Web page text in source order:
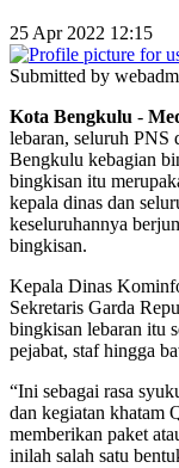
25 Apr 2022 12:15
Submitted by
Kota Bengkulu -
lebaran, seluruh
Bengkulu kebagian
bingkisan itu
kepala dinas dan
keseluruhannya
bingkisan.
Kepala Dinas
Sekretaris Garda
bingkisan lebaran itu
pejabat, staf hingga
“Ini sebagai rasa
dan kegiatan khatam
memberikan paket
inilah salah satu